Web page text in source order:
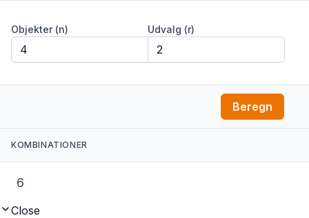
Objekter (n) Udvalg (r)
Beregn
KOMBINATIONER
6
Close